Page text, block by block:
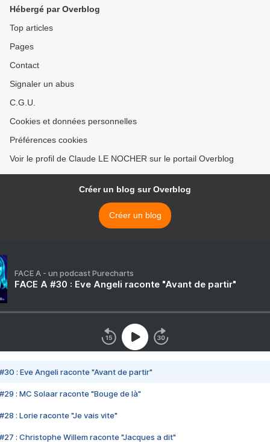
Hébergé par Overblog
Top articles
Pages
Contact
Signaler un abus
C.G.U.
Cookies et données personnelles
Préférences cookies
Voir le profil de Claude LE NOCHER sur le portail Overblog
Créer un blog sur Overblog
Créer un blog
FACE A - un podcast Purecharts
FACE A #30 : Eve Angeli raconte "Avant de partir"
#30 : Eve Angeli raconte "Avant de partir"
#29 : MC Solaar raconte "Bouge de là"
#28 : Lorie raconte "Je vais vite"
#27 : Christophe Willem raconte "Jacques a dit"